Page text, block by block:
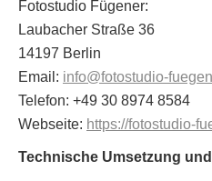
Fotostudio Fügener:
Laubacher Straße 36
14197 Berlin
Email: info@fotostudio-
Telefon: +49 30 8974 8584
Webseite: https://fotostudio-
Technische Umsetzung